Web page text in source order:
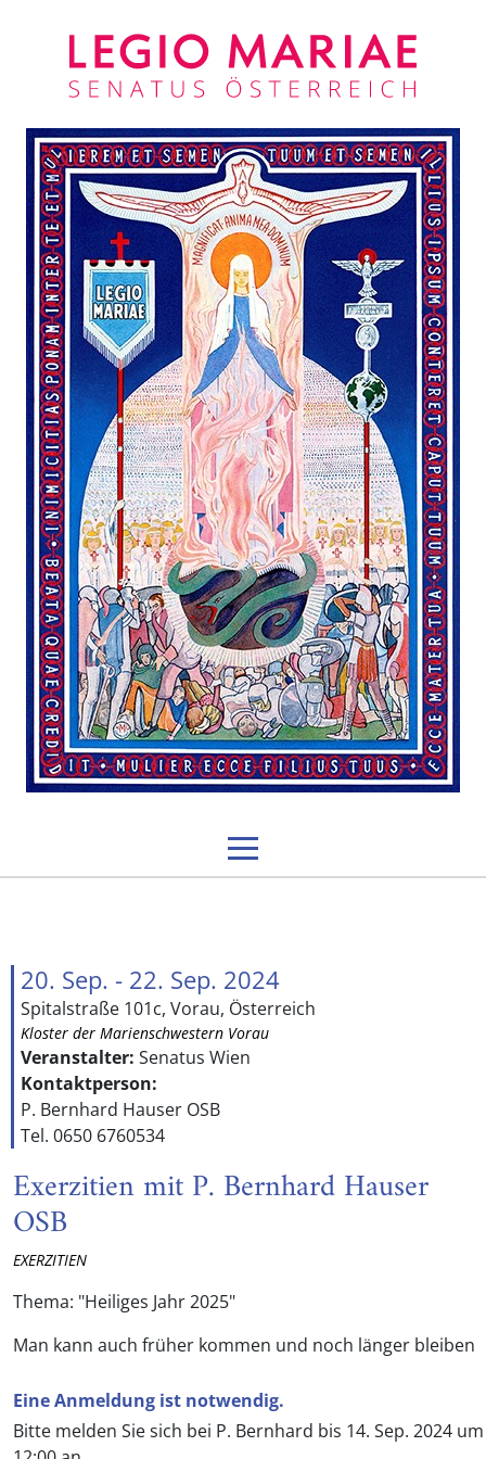
20. Sep. - 22. Sep. 2024
Spitalstraße 101c, Vorau, Österreich
Kloster der Marienschwestern Vorau
Veranstalter: Senatus Wien
Kontaktperson:
P. Bernhard Hauser OSB
Tel. 0650 6760534
Exerzitien mit P. Bernhard Hauser
OSB
EXERZITIEN
Thema: "Heiliges Jahr 2025"
Man kann auch früher kommen und noch länger bleiben
Eine Anmeldung ist notwendig.
Bitte melden Sie sich bei P. Bernhard bis 14. Sep. 2024 um